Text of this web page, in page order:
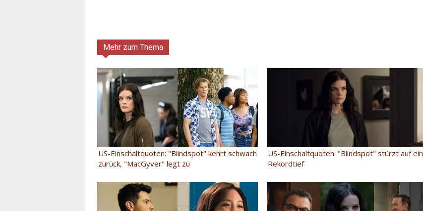
Mehr zum Thema
US-Einschaltquoten: "Blindspot" kehrt schwach
zurück, "MacGyver" legt zu
US-Einschaltquoten: "Blindspot" stürzt auf ein
Rekordtief